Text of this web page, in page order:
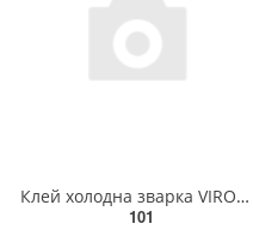
Клей холодна зварка VIROK, Для батарей і труб, 58г. [36/180] 16V025
101